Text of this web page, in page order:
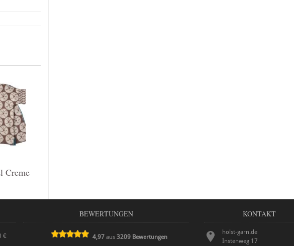
Creme
€
BEWERTUNGEN
4,97 aus3209 Bewertungen
KONTAKT
holst-garn.de
Instenweg 17